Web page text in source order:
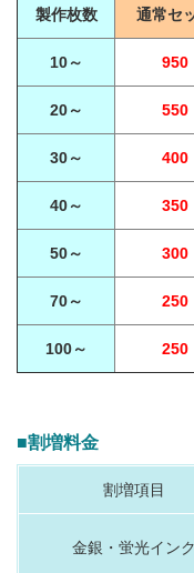
製作枚数 通常セ
10～ 950
20～ 550
30～ 400
40～ 350
50～ 300
70～ 250
100～ 250
■割増料金
割増項目
金銀・蛍光インク